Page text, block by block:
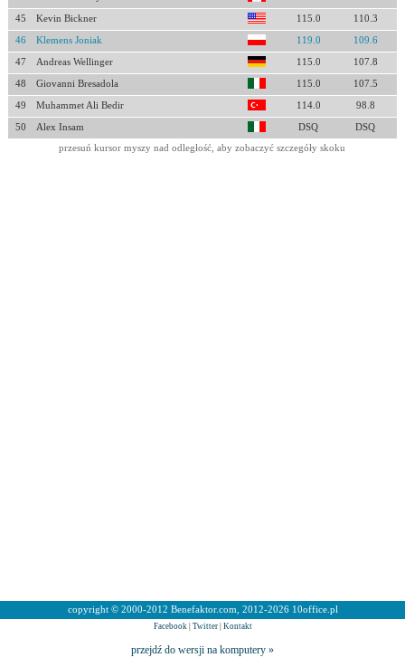
45 Kevin Bickner 115.0 110.3
46 Klemens Joniak 119.0 109.6
47 Andreas Wellinger 115.0 107.8
48 Giovanni Bresadola 115.0 107.5
49 Muhammet Ali Bedir 114.0 98.8
50 Alex Insam DSQ DSQ
przesuń kursor myszy nad odległość, aby zobaczyć szczegóły skoku
copyright © 2000-2012 Benefaktor.com, 2012-2026 10office.pl
Facebook| Twitter| Kontakt
przejdź do wersji na komputery »